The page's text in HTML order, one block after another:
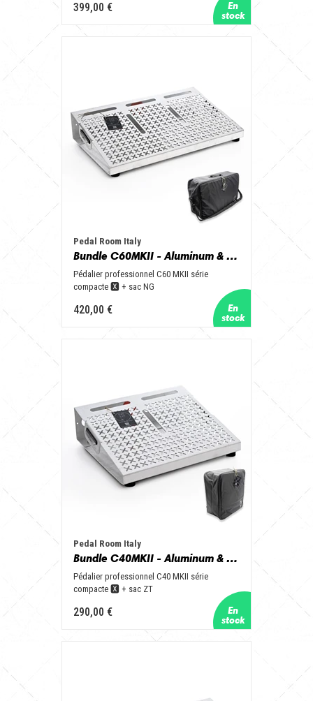
399,00 €
Pedal Room Italy
Bundle C60MKII - Aluminum & Black + NGbag
Pédalier professionnel C60 MKII série
compacte 🆇 + sac NG
420,00 €
Pedal Room Italy
Bundle C40MKII - Aluminum & Black + ZTbag
Pédalier professionnel C40 MKII série
compacte 🆇 + sac ZT
290,00 €